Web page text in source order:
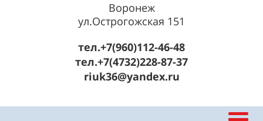
Воронеж
ул.Острогожская 151
тел.+7(960)112-46-48
тел.+7(4732)228-87-37
riuk36@yandex.ru